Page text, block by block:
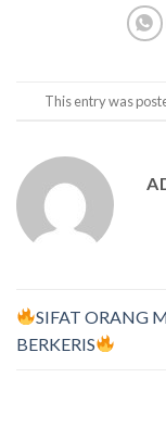
This entry was
SIFAT ORANG
BERKERIS